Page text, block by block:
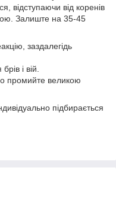
відступаючи від коренів
Залиште на 35-45
заздалегідь
і вій.
промийте великою
підбирається